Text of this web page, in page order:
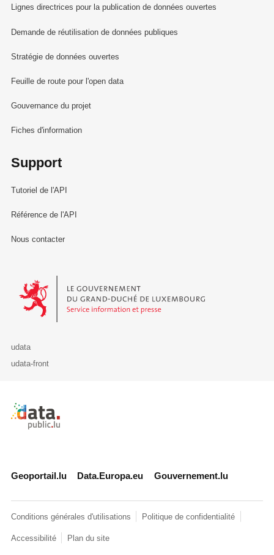
Lignes directrices pour la publication de données ouvertes
Demande de réutilisation de données publiques
Stratégie de données ouvertes
Feuille de route pour l'open data
Gouvernance du projet
Fiches d'information
Support
Tutoriel de l'API
Référence de l'API
Nous contacter
Le Gouvernement du Grand-Duché de Luxembourg - Service
udata
udata-front
Retour à l'accueil de data.public.lu
Geoportail.lu Data.Europa.eu Gouvernement.lu
Conditions générales d'utilisations Politique de confidentialité
Accessibilité Plan du site